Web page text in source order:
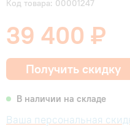
Код товара: 00001247
39 400 ₽
Получить скидку
В наличии на складе
Ваша персональная